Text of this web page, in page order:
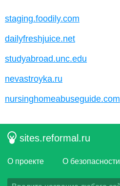
staging.foodily.com
dailyfreshjuice.net
studyabroad.unc.edu
nevastroyka.ru
nursinghomeabuseguide.com
sites.reformal.ru
О проекте О безопасности